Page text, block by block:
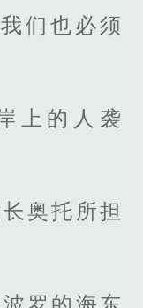
们也必须
上的人袭
奥托所担